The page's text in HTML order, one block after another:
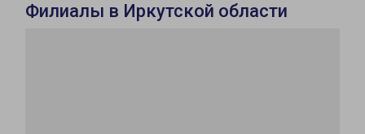
Филиалы в Иркутской области